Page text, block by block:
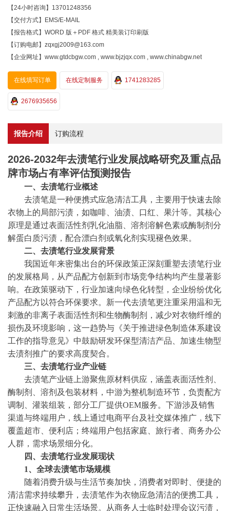
【24小时咨询】13701248356
【交付方式】EMS/E-MAIL
【报告格式】WORD 版＋PDF 格式 精美装订印刷版
【订购电邮】zqxgj2009@163.com
【企业网址】www.gtdcbgw.com , www.bjzjqx.com , www.chinabgw.net
在线填写订单 在线定制服务 1741283285
2676935656
报告介绍 订购流程
2026-2032年去渍笔行业发展战略研究及重点品
牌市场占有率评估预测报告
一、去渍笔行业概述
去渍笔是一种便携式应急清洁工具，主要用于快速去除
衣物上的局部污渍，如咖啡、油渍、口红、果汁等。其核心
原理是通过表面活性剂乳化油脂、溶剂溶解色素或酶制剂分
解蛋白质污渍，配合漂白剂或氧化剂实现褪色效果。
二、去渍笔行业发展背景
我国近年来密集出台的环保政策正深刻重塑去渍笔行业
的发展格局，从产品配方创新到市场竞争结构均产生显著影
响。在政策驱动下，行业加速向绿色化转型，企业纷纷优化
产品配方以符合环保要求。新一代去渍笔更注重采用温和无
刺激的非离子表面活性剂和生物酶制剂，减少对衣物纤维的
损伤及环境影响，这一趋势与《关于推进绿色制造体系建设
工作的指导意见》中鼓励研发环保型清洁产品、加速生物型
去渍剂推广的要求高度契合。
三、去渍笔行业产业链
去渍笔产业链上游聚焦原材料供应，涵盖表面活性剂、
酶制剂、溶剂及包装材料，中游为整机制造环节，负责配方
调制、灌装组装，部分工厂提供OEM服务。下游涉及销售
渠道与终端用户，线上通过电商平台及社交媒体推广，线下
覆盖超市、便利店；终端用户包括家庭、旅行者、商务办公
人群，需求场景细分化。
四、去渍笔行业发展现状
1、全球去渍笔市场规模
随着消费升级与生活节奏加快，消费者对即时、便捷的
清洁需求持续攀升，去渍笔作为衣物应急清洁的便携工具，
正快速融入日常生活场景。从商务人士临时处理会议污渍，